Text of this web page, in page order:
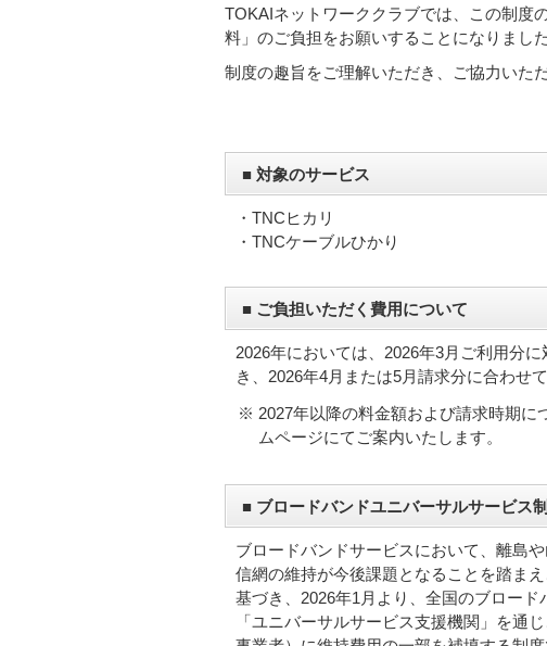
TOKAIネットワーククラブでは、この制度
料」のご負担をお願いすることになりました
制度の趣旨をご理解いただき、ご協力いた
■ 対象のサービス
・TNCヒカリ
・TNCケーブルひかり
■ ご負担いただく費用について
2026年においては、2026年3月ご利用分
き、2026年4月または5月請求分に合わせ
※ 2027年以降の料金額および請求時期
ムページにてご案内いたします。
■ ブロードバンドユニバーサルサービス
ブロードバンドサービスにおいて、離島
信網の維持が今後課題となることを踏ま
基づき、2026年1月より、全国のブロード
「ユニバーサルサービス支援機関」を通